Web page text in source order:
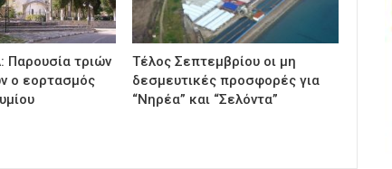
Παρουσία τριών
ο εορτασμός
Τέλος Σεπτεμβρίου οι μη
δεσμευτικές προσφορές για
“Νηρέα” και “Σελόντα”